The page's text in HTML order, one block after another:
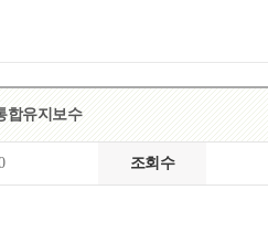
합유지보수
조회수